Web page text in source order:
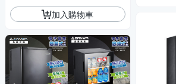
加入購物車